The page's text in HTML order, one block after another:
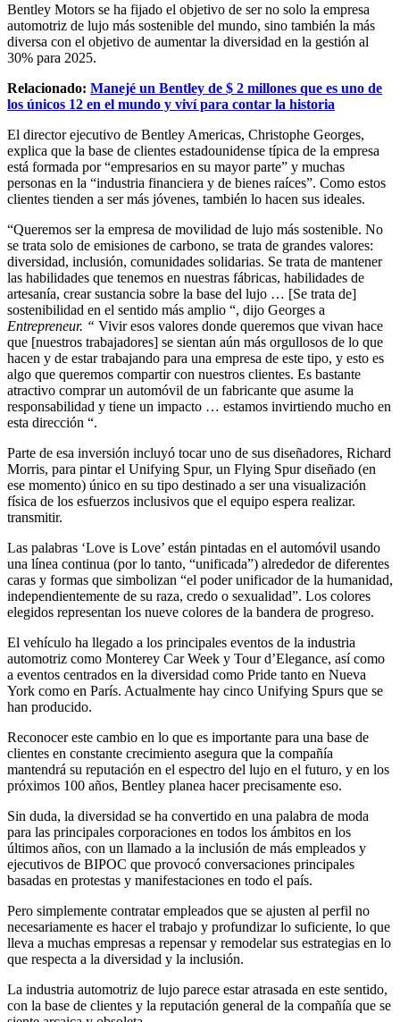
Bentley Motors se ha fijado el objetivo de ser no solo la empresa
automotriz de lujo más sostenible del mundo, sino también la más
diversa con el objetivo de aumentar la diversidad en la gestión al
30% para 2025.
Relacionado: Manejé un Bentley de $ 2 millones que es uno de
los únicos 12 en el mundo y viví para contar la historia
El director ejecutivo de Bentley Americas, Christophe Georges,
explica que la base de clientes estadounidense típica de la empresa
está formada por “empresarios en su mayor parte” y muchas
personas en la “industria financiera y de bienes raíces”. Como estos
clientes tienden a ser más jóvenes, también lo hacen sus ideales.
“Queremos ser la empresa de movilidad de lujo más sostenible. No
se trata solo de emisiones de carbono, se trata de grandes valores:
diversidad, inclusión, comunidades solidarias. Se trata de mantener
las habilidades que tenemos en nuestras fábricas, habilidades de
artesanía, crear sustancia sobre la base del lujo … [Se trata de]
sostenibilidad en el sentido más amplio “, dijo Georges a
Entrepreneur. “ Vivir esos valores donde queremos que vivan hace
que [nuestros trabajadores] se sientan aún más orgullosos de lo que
hacen y de estar trabajando para una empresa de este tipo, y esto es
algo que queremos compartir con nuestros clientes. Es bastante
atractivo comprar un automóvil de un fabricante que asume la
responsabilidad y tiene un impacto … estamos invirtiendo mucho en
esta dirección “.
Parte de esa inversión incluyó tocar uno de sus diseñadores, Richard
Morris, para pintar el Unifying Spur, un Flying Spur diseñado (en
ese momento) único en su tipo destinado a ser una visualización
física de los esfuerzos inclusivos que el equipo espera realizar.
transmitir.
Las palabras ‘Love is Love’ están pintadas en el automóvil usando
una línea continua (por lo tanto, “unificada”) alrededor de diferentes
caras y formas que simbolizan “el poder unificador de la humanidad,
independientemente de su raza, credo o sexualidad”. Los colores
elegidos representan los nueve colores de la bandera de progreso.
El vehículo ha llegado a los principales eventos de la industria
automotriz como Monterey Car Week y Tour d’Elegance, así como
a eventos centrados en la diversidad como Pride tanto en Nueva
York como en París. Actualmente hay cinco Unifying Spurs que se
han producido.
Reconocer este cambio en lo que es importante para una base de
clientes en constante crecimiento asegura que la compañía
mantendrá su reputación en el espectro del lujo en el futuro, y en los
próximos 100 años, Bentley planea hacer precisamente eso.
Sin duda, la diversidad se ha convertido en una palabra de moda
para las principales corporaciones en todos los ámbitos en los
últimos años, con un llamado a la inclusión de más empleados y
ejecutivos de BIPOC que provocó conversaciones principales
basadas en protestas y manifestaciones en todo el país.
Pero simplemente contratar empleados que se ajusten al perfil no
necesariamente es hacer el trabajo y profundizar lo suficiente, lo que
lleva a muchas empresas a repensar y remodelar sus estrategias en lo
que respecta a la diversidad y la inclusión.
La industria automotriz de lujo parece estar atrasada en este sentido,
con la base de clientes y la reputación general de la compañía que se